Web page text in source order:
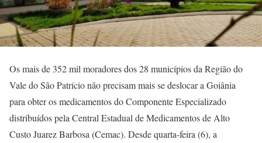
Os mais de 352 mil moradores dos 28 municípios da Região do
Vale do São Patrício não precisam mais se deslocar a Goiânia
para obter os medicamentos do Componente Especializado
distribuídos pela Central Estadual de Medicamentos de Alto
Custo Juarez Barbosa (Cemac). Desde quarta-feira (6), a